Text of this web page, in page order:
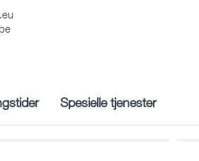
Spesielle tjenester